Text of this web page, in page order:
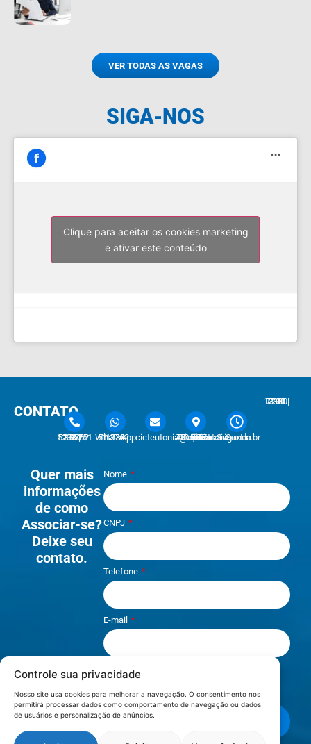
Controle sua privacidade
Nosso site usa cookies para melhorar a navegação. O consentimento nos
permitirá processar dados como comportamento de navegação ou dados
de usuários e personalização de anúncios.
VER TODAS AS VAGAS
SIGA-NOS
Clique para aceitar os cookies marketing
e ativar este conteúdo
CONTATO
51 3762-1233 | 51 3762-1030 51 3762-1233 WhatsAppcicteutonia@cicteutonia.com.br
Rua Um Sul, 77 - Centro Administrativo Teutônia - RS Segunda - Sexta
7:30 - 12:00 | 13:30 - 17:30
Quer mais
informações
de como
Associar-se?
Deixe seu
contato.
Nome
CNPJ
Telefone
E-mail
Li e aceito os termos de
Privacidade.